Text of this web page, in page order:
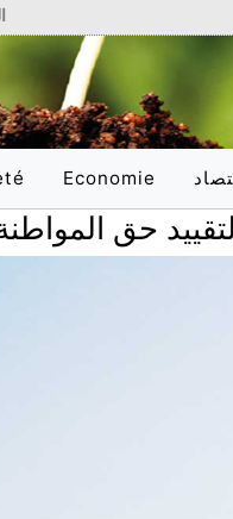
Economie
National